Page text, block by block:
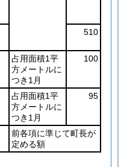
510
占用面積1平
方メートルに
つき1月
100
占用面積1平
方メートルに
つき1月
95
前各項に準じて町長が
定める額